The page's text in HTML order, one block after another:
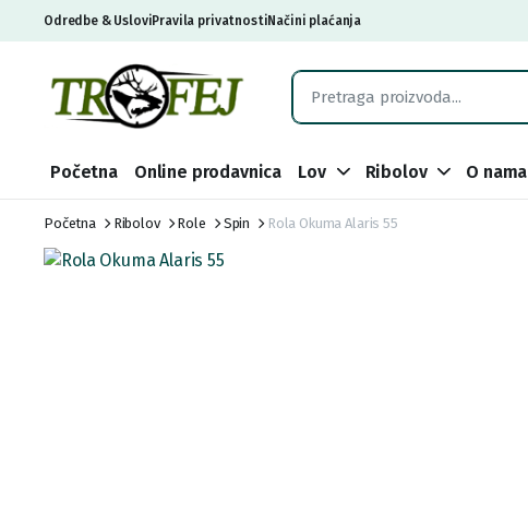
Odredbe & UsloviPravila privatnostiNačini plaćanja
Početna Online prodavnica Lov Ribolov O nama
Početna Ribolov Role Spin Rola Okuma Alaris 55